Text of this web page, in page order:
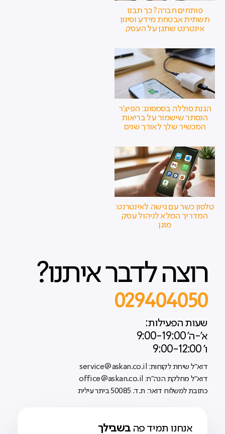
פותחים חברה? כך תבנו
תשתית אבטחת מידע וסינון
אינטרנט שתגן על העסק
הגנת סוללה בסמסונג: הפיצ'ר
הנסתר שישמור על בריאות
המכשיר שלך לאורך שנים
טלפון כשר עם גישה לאינטרנט:
המדריך המלא לניהול עסק
מוגן
רוצה לדבר איתנו?
029404050
שעות הפעילות:
א'-ה' 9:00-19:00
ו' 9:00-12:00
דוא"ל שירות לקוחות: service@askan.co.il
דוא"ל מחלקת הנה"ח: office@askan.co.il
כתובת למשלוח דואר: ת.ד. 50085 ביתר עילית
אנחנו תמיד פה בשבילך